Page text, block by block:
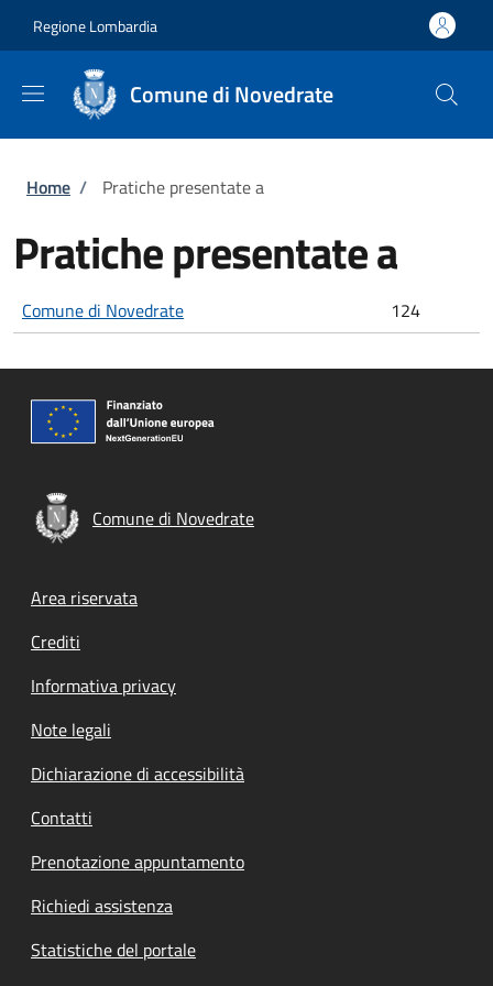
Regione Lombardia
Comune di Novedrate
Briciole di pane
Home / Pratiche presentate a
Pratiche presentate a
Comune di Novedrate 124
Comune di Novedrate
Footer menu
Area riservata
Crediti
Informativa privacy
Note legali
Dichiarazione di accessibilità
Contatti
Prenotazione appuntamento
Richiedi assistenza
Statistiche del portale